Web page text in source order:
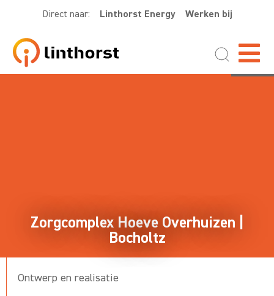
Direct naar: Linthorst Energy Werken bij
Zorgcomplex Hoeve Overhuizen |
Bocholtz
Ontwerp en realisatie